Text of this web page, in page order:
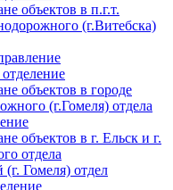
объектов в п.г.т.
(г.Витебска)
объектов в городе
(г.Гомеля) отдела
объектов в г. Ельск и г.
отдела
Гомеля) отдел